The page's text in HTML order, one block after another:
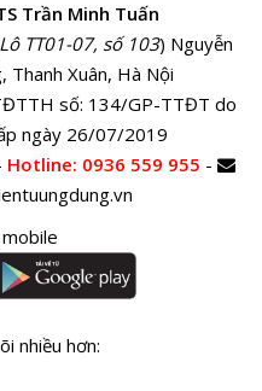
Trần Minh Tuấn
Lô TT01-07, số 103) Nguyễn
Thanh Xuân, Hà Nội
số: 134/GP-TTĐT do
ngày 26/07/2019
Hotline: 0936 559 955 -
nhiều hơn: